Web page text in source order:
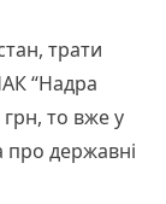
трати
“Надра
то вже у
про державні